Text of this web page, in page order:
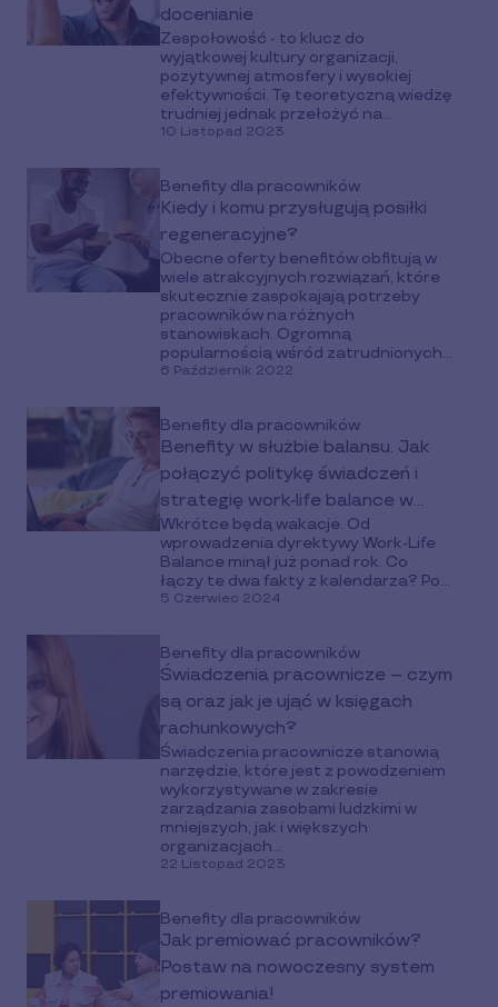
docenianie
Zespołowość - to klucz do
wyjątkowej kultury organizacji,
pozytywnej atmosfery i wysokiej
efektywności. Tę teoretyczną wiedzę
trudniej jednak przełożyć na...
10 Listopad 2023
Benefity dla pracowników
Kiedy i komu przysługują posiłki
regeneracyjne?
Obecne oferty benefitów obfitują w
wiele atrakcyjnych rozwiązań, które
skutecznie zaspokajają potrzeby
pracowników na różnych
stanowiskach. Ogromną
popularnością wśród zatrudnionych...
6 Październik 2022
Benefity dla pracowników
Benefity w służbie balansu. Jak
połączyć politykę świadczeń i
strategię work-life balance w
organizacji?
Wkrótce będą wakacje. Od
wprowadzenia dyrektywy Work-Life
Balance minął już ponad rok. Co
łączy te dwa fakty z kalendarza? Po...
5 Czerwiec 2024
Benefity dla pracowników
Świadczenia pracownicze – czym
są oraz jak je ująć w księgach
rachunkowych?
Świadczenia pracownicze stanowią
narzędzie, które jest z powodzeniem
wykorzystywane w zakresie
zarządzania zasobami ludzkimi w
mniejszych, jak i większych
organizacjach...
22 Listopad 2023
Benefity dla pracowników
Jak premiować pracowników?
Postaw na nowoczesny system
premiowania!